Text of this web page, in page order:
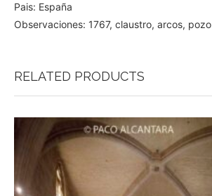
Pais: España
Observaciones: 1767, claustro, arcos, pozo
RELATED PRODUCTS